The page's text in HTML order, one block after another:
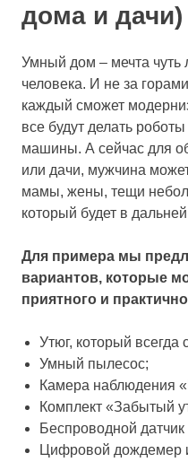
дома и дачи)
Умный дом – мечта чуть
человека. И не за
каждый сможет
все будут делать
машины. А сейчас для
или дачи, мужчина
мамы, жены, тещи
который будет в
Для примера мы
вариантов, которые
приятного и
Утюг, который всегда
Умный пылесос;
Камера наблюдения
Комплект «Забытый
Беспроводной
Цифровой дождемер